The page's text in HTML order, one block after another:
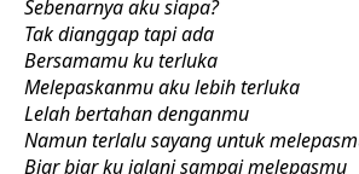
Sebenarnya aku siapa?
Tak dianggap tapi ada
Bersamamu ku terluka
Melepaskanmu aku lebih terluka
Lelah bertahan denganmu
Namun terlalu sayang untuk
Biar biar ku jalani sampai melepasmu